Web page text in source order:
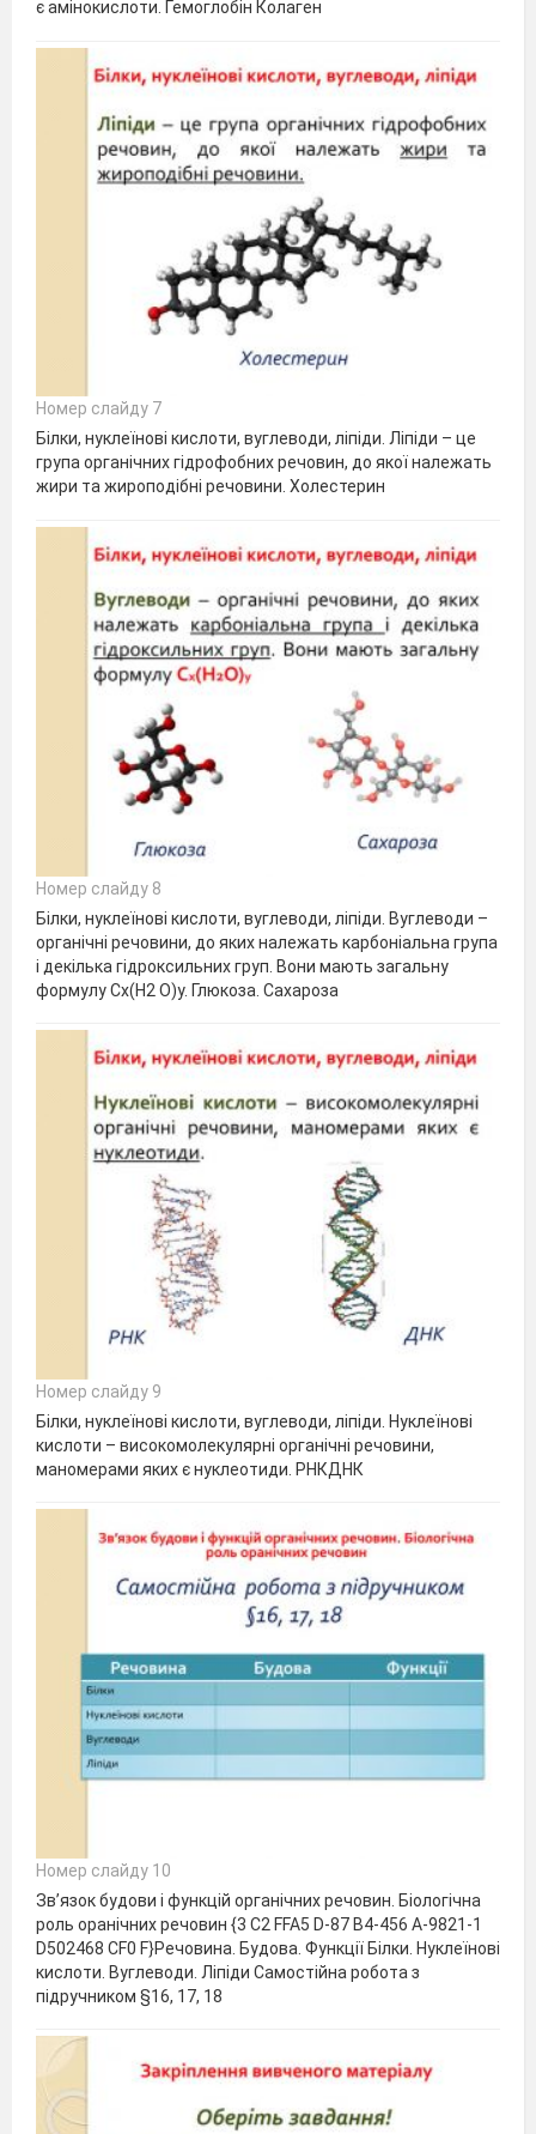
є амінокислоти. Гемоглобін Колаген
Номер слайду 7
Білки, нуклеїнові кислоти, вуглеводи, ліпіди. Ліпіди – це
група органічних гідрофобних речовин, до якої належать
жири та жироподібні речовини. Холестерин
Номер слайду 8
Білки, нуклеїнові кислоти, вуглеводи, ліпіди. Вуглеводи –
органічні речовини, до яких належать карбоніальна група
і декілька гідроксильних груп. Вони мають загальну
формулу Сх(Н2 О)у. Глюкоза. Сахароза
Номер слайду 9
Білки, нуклеїнові кислоти, вуглеводи, ліпіди. Нуклеїнові
кислоти – високомолекулярні органічні речовини,
маномерами яких є нуклеотиди. РНКДНК
Номер слайду 10
Зв’язок будови і функцій органічних речовин. Біологічна
роль оранічних речовин {3 C2 FFA5 D-87 B4-456 A-9821-1
D502468 CF0 F}Речовина. Будова. Функції Білки. Нуклеїнові
кислоти. Вуглеводи. Ліпіди Самостійна робота з
підручником §16, 17, 18